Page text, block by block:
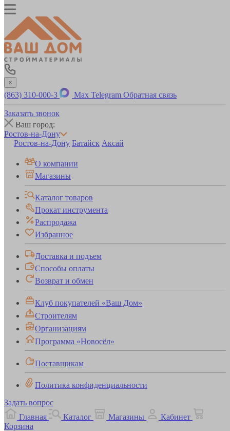
×
(863) 310-000-3 Max Telegram Обратная связь
Заказать звонок
Ваш город:
Ростов-на-Дону
Ростов-на-Дону Батайск Аксай
О компании
Магазины
Каталог товаров
Прокат инструмента
Распродажа
Избранное
Доставка и подъем
Способы оплаты
Возврат и обмен
Клуб покупателей «Ваш Дом»
Строителям
Организациям
Программа «Новосёл»
Поставщикам
Политика конфиденциальности
Задать вопрос
Главная
Каталог Магазины
Кабинет
Корзина